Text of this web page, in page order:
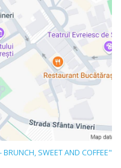
SWEET AND COFFEE"